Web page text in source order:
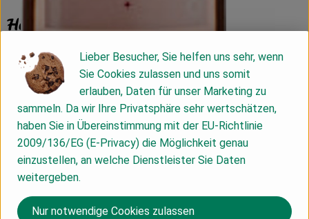
Herkunft
Hersteller: Albet i Noya - San Pau d´Ordal
Spanien
Peter Riegel Weinimport GmbH
Lieber Besucher, Sie helfen uns sehr, wenn
Sie Cookies zulassen und uns somit
erlauben, Daten für unser Marketing zu
sammeln. Da wir Ihre Privatsphäre sehr wertschätzen,
haben Sie in Übereinstimmung mit der EU-Richtlinie
2009/136/EG (E-Privacy) die Möglichkeit genau
einzustellen, an welche Dienstleister Sie Daten
weitergeben.
Nur notwendige Cookies zulassen